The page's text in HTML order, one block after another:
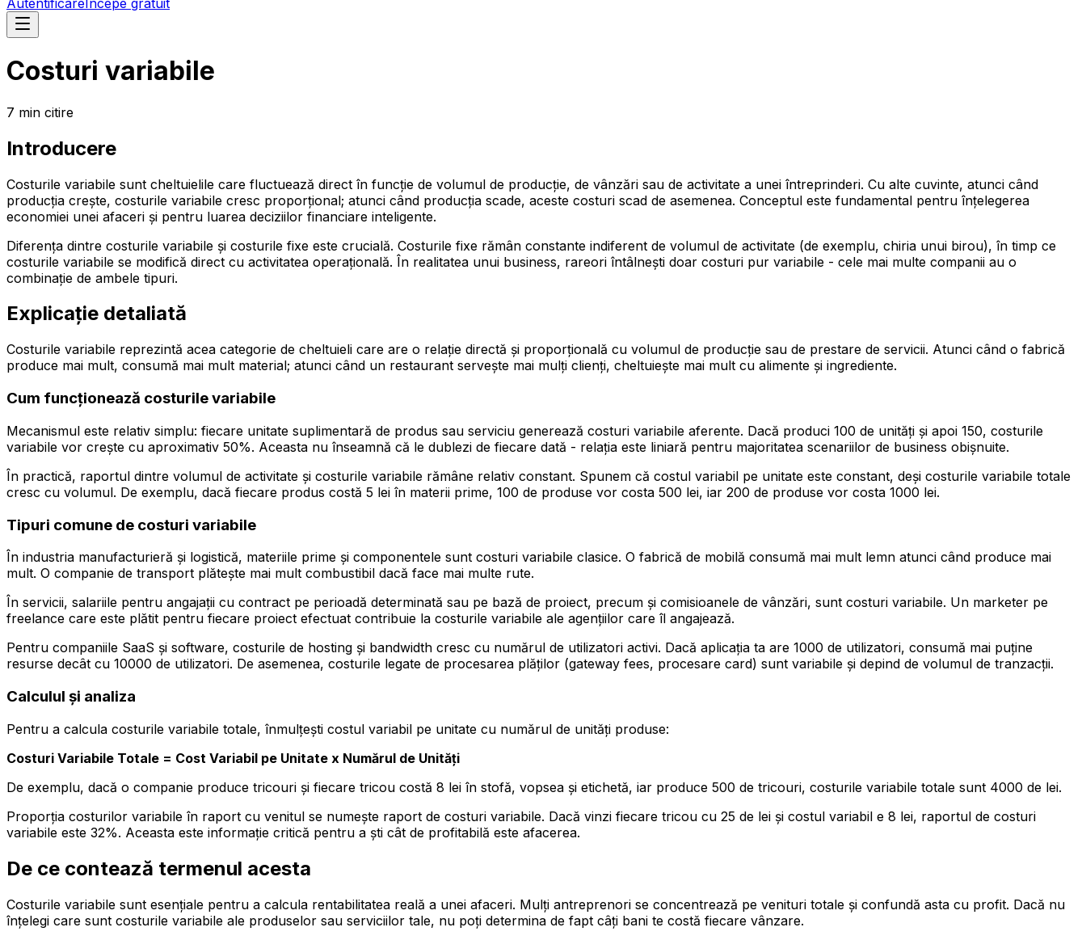
Costuri variabile
7 min citire
Introducere
Costurile variabile sunt cheltuielile care fluctuează direct în funcție de volumul de producție, de vânzări sau de activitate a unei întreprinderi. Cu alte cuvinte, atunci când
producția crește, costurile variabile cresc proporțional; atunci când producția scade, aceste costuri scad de asemenea. Conceptul este fundamental pentru înțelegerea
economiei unei afaceri și pentru luarea deciziilor financiare inteligente.
Diferența dintre costurile variabile și costurile fixe este crucială. Costurile fixe rămân constante indiferent de volumul de activitate (de exemplu, chiria unui birou), în timp ce
costurile variabile se modifică direct cu activitatea operațională. În realitatea unui business, rareori întâlnești doar costuri pur variabile - cele mai multe companii au o
combinație de ambele tipuri.
Explicație detaliată
Costurile variabile reprezintă acea categorie de cheltuieli care are o relație directă și proporțională cu volumul de producție sau de prestare de servicii. Atunci când o fabrică
produce mai mult, consumă mai mult material; atunci când un restaurant servește mai mulți clienți, cheltuiește mai mult cu alimente și ingrediente.
Cum funcționează costurile variabile
Mecanismul este relativ simplu: fiecare unitate suplimentară de produs sau serviciu generează costuri variabile aferente. Dacă produci 100 de unități și apoi 150, costurile
variabile vor crește cu aproximativ 50%. Aceasta nu înseamnă că le dublezi de fiecare dată - relația este liniară pentru majoritatea scenariilor de business obișnuite.
În practică, raportul dintre volumul de activitate și costurile variabile rămâne relativ constant. Spunem că costul variabil pe unitate este constant, deși costurile variabile totale
cresc cu volumul. De exemplu, dacă fiecare produs costă 5 lei în materii prime, 100 de produse vor costa 500 lei, iar 200 de produse vor costa 1000 lei.
Tipuri comune de costuri variabile
În industria manufacturieră și logistică, materiile prime și componentele sunt costuri variabile clasice. O fabrică de mobilă consumă mai mult lemn atunci când produce mai
mult. O companie de transport plătește mai mult combustibil dacă face mai multe rute.
În servicii, salariile pentru angajații cu contract pe perioadă determinată sau pe bază de proiect, precum și comisioanele de vânzări, sunt costuri variabile. Un marketer pe
freelance care este plătit pentru fiecare proiect efectuat contribuie la costurile variabile ale agențiilor care îl angajează.
Pentru companiile SaaS și software, costurile de hosting și bandwidth cresc cu numărul de utilizatori activi. Dacă aplicația ta are 1000 de utilizatori, consumă mai puține
resurse decât cu 10000 de utilizatori. De asemenea, costurile legate de procesarea plăților (gateway fees, procesare card) sunt variabile și depind de volumul de tranzacții.
Calculul și analiza
Pentru a calcula costurile variabile totale, înmulțești costul variabil pe unitate cu numărul de unități produse:
Costuri Variabile Totale = Cost Variabil pe Unitate x Numărul de Unități
De exemplu, dacă o companie produce tricouri și fiecare tricou costă 8 lei în stofă, vopsea și etichetă, iar produce 500 de tricouri, costurile variabile totale sunt 4000 de lei.
Proporția costurilor variabile în raport cu venitul se numește raport de costuri variabile. Dacă vinzi fiecare tricou cu 25 de lei și costul variabil e 8 lei, raportul de costuri
variabile este 32%. Aceasta este informație critică pentru a ști cât de profitabilă este afacerea.
De ce contează termenul acesta
Costurile variabile sunt esențiale pentru a calcula rentabilitatea reală a unei afaceri. Mulți antreprenori se concentrează pe venituri totale și confundă asta cu profit. Dacă nu
înțelegi care sunt costurile variabile ale produselor sau serviciilor tale, nu poți determina de fapt câți bani te costă fiecare vânzare.